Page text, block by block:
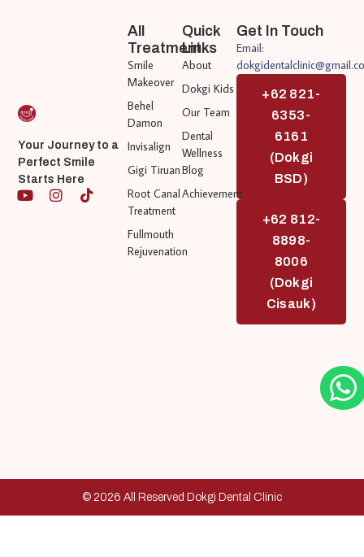
Your Journey to a
Perfect Smile
Starts Here
Quick
Links
About
Dokgi Kids
Our Team
Dental
Wellness
Blog
Achievement
All
Treatment
Smile
Makeover
Behel
Damon
Invisalign
Gigi Tiruan
Root Canal
Treatment
Fullmouth
Rejuvenation
Get In Touch
Email:
+62 821-
6353-
6161
(Dokgi
BSD)
+62 812-
8898-
8006
(Dokgi
Cisauk)
© 2026 All Reserved Dokgi Dental Clinic